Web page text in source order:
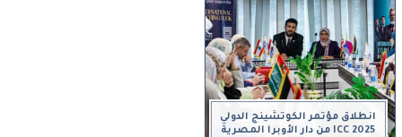
انطلاق مؤتمر الكوتشينج الدولي
ICC 2025 من دار الأوبرا المصرية